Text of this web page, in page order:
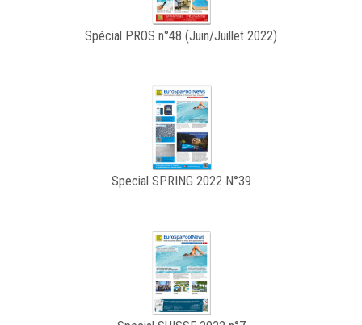
Spécial PROS n°48 (Juin/Juillet 2022)
Special SPRING 2022 N°39